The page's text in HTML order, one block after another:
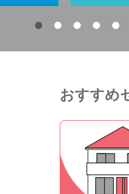
おすすめ